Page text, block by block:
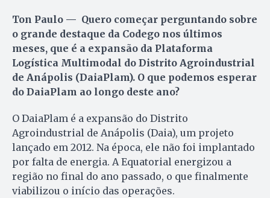
Ton Paulo — Quero começar perguntando sobre
o grande destaque da Codego nos últimos
meses, que é a expansão da Plataforma
Logística Multimodal do Distrito Agroindustrial
de Anápolis (DaiaPlam). O que podemos esperar
do DaiaPlam ao longo deste ano?
O DaiaPlam é a expansão do Distrito
Agroindustrial de Anápolis (Daia), um projeto
lançado em 2012. Na época, ele não foi implantado
por falta de energia. A Equatorial energizou a
região no final do ano passado, o que finalmente
viabilizou o início das operações.